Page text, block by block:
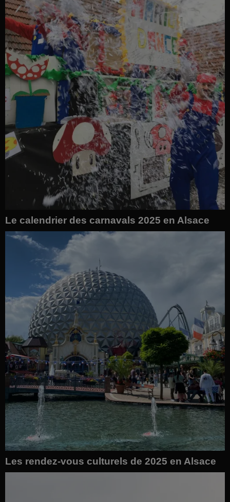
Le calendrier des carnavals 2025 en Alsace
Les rendez-vous culturels de 2025 en Alsace